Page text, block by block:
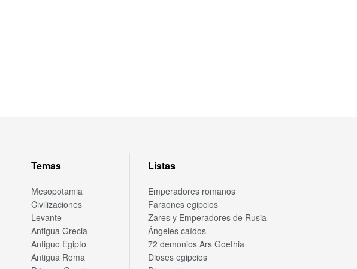
Temas
Mesopotamia
Civilizaciones
Levante
Antigua Grecia
Antiguo Egipto
Antigua Roma
Listas
Emperadores romanos
Faraones egipcios
Zares y Emperadores de Rusia
Ángeles caídos
72 demonios Ars Goethia
Dioses egipcios